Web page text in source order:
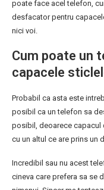
poate face acel telefon,
desfacator pentru
nici voi.
Cum poate un
capacele
Probabil ca asta este
posibil ca un telefon sa
posibil, deoarece capacul
cu un altul ce are prins un
Incredibil sau nu acest
cineva care prefera sa se